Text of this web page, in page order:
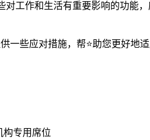
工作和生活有重要影响的功能
些应对措施，帮⭐助您更好地适
构专用席位